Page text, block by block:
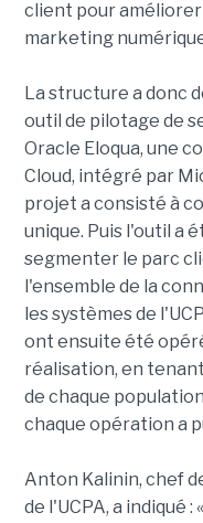
client pour
marketing
La structure a donc
outil de pilotage de
Oracle Eloqua, une
Cloud, intégré par
projet a consisté à
unique. Puis l'outil a
segmenter le parc
l'ensemble de la
les systèmes de
ont ensuite été
réalisation, en
de chaque
chaque opération a
Anton Kalinin, chef
de l'UCPA, a indiqué